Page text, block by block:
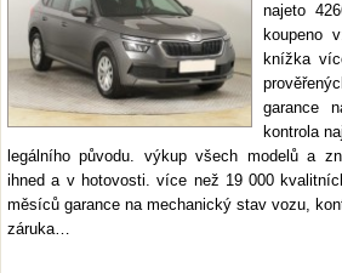
najeto
koupeno
knížka
garance
kontrola
legálního původu. výkup všech modelů a
ihned a v hotovosti. více než 19 000
měsíců garance na mechanický stav vozu,
záruka…